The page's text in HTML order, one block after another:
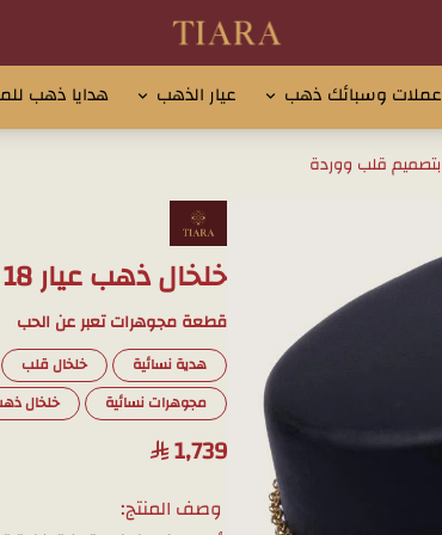
تيارا للذهب والمجوهرات
عملات وسبائك ذهب عيار الذهب هدايا ذهب
خلخال ذهب عيار 18 بتصميم قلب ووردة
قطعة مجوهرات تعبر عن الحب
هدية نسائية خلخال قلب
مجوهرات نسائية
خلخال
1,739
وصف المنتج: